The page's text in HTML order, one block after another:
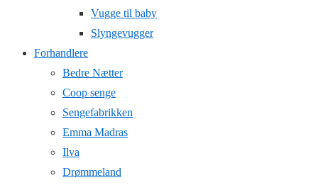
Vugge til baby
Slyngevugger
Forhandlere
Bedre Nætter
Coop senge
Sengefabrikken
Emma Madras
Ilva
Drømmeland